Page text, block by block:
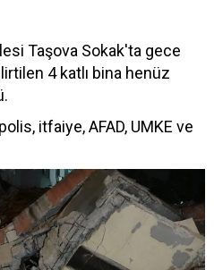
Taşova Sokak'ta gece
4 katlı bina henüz
itfaiye, AFAD, UMKE ve